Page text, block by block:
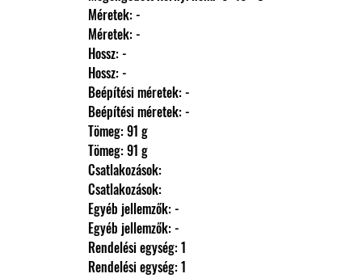
                Méretek: -
                Méretek: -
                Hossz: -
                Hossz: -
                Beépítési méretek: -
                Beépítési méretek: -
                Tömeg: 91 g
                Tömeg: 91 g
                Csatlakozások:
                Csatlakozások:
                Egyéb jellemzők: -
                Egyéb jellemzők: -
                Rendelési egység: 1
                Rendelési egység: 1